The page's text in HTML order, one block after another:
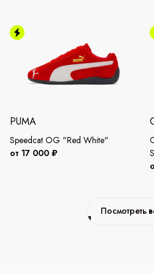
PUMA
Speedcat OG "Red White"
от 17 000 ₽
Посмотреть